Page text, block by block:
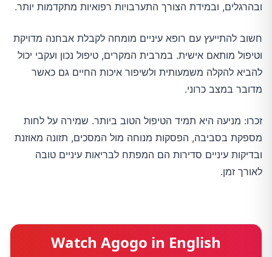
ובהרגלים, ובמידת הצורך התערבויות רפואיות מתקדמות יותר.
חשוב להתייעץ עם רופא עיניים מומחה לקבלת אבחנה מדויקת
וטיפול מותאם אישית. במרבית המקרים, טיפול נכון ועקבי יכול
להביא להקלה משמעותית ולשיפור איכות החיים גם כאשר
מדובר במצב כרוני.
זכרו: מניעה היא תמיד הטיפול הטוב ביותר. שמירה על לחות
מספקת בסביבה, הפסקות מנוחה מול המסכים, תזונה מאוזנת
ובדיקות עיניים סדירות הם המפתח לבריאות עיניים טובה
לאורך זמן.
Watch Agogo in English